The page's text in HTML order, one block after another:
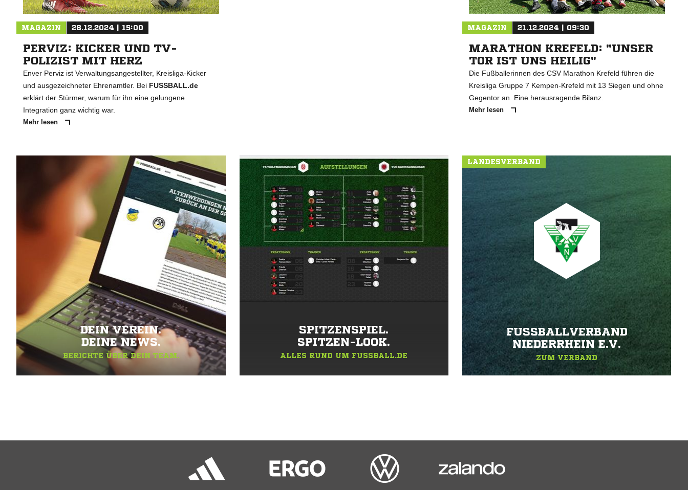
MAGAZIN 28.12.2024 | 15:00
PERVIZ: KICKER UND TV-
POLIZIST MIT HERZ
Enver Perviz ist Verwaltungsangestellter, Kreisliga-Kicker
und ausgezeichneter Ehrenamtler. Bei FUSSBALL.de
erklärt der Stürmer, warum für ihn eine gelungene
Integration ganz wichtig war.
Mehr lesen
MAGAZIN 21.12.2024 | 09:30
MARATHON KREFELD: "UNSER
TOR IST UNS HEILIG"
Die Fußballerinnen des CSV Marathon Krefeld führen die
Kreisliga Gruppe 7 Kempen-Krefeld mit 13 Siegen und ohne
Gegentor an. Eine herausragende Bilanz.
Mehr lesen
DEIN VEREIN.
DEINE NEWS.
BERICHTE ÜBER DEIN TEAM.
SPITZENSPIEL.
SPITZEN-LOOK.
ALLES RUND UM FUSSBALL.DE
LANDESVERBAND
FUSSBALLVERBAND N
IEDERRHEIN E.V.
ZUM VERBAND